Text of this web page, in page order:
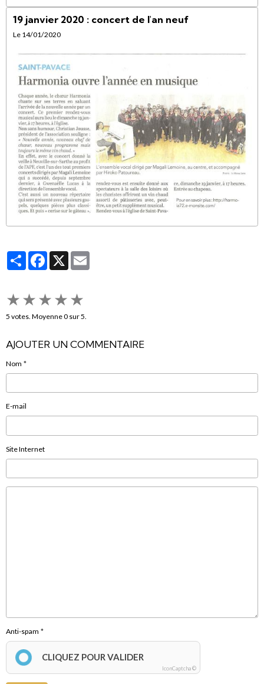
propose 5 ou 6 chants à partager avec le public. Pour préparer ce concert
(en étant confinés) et conserver la dynamique du groupe, je vous propose
de maintenir les réunions ZOOM à partir du
20h30.
19 janvier 2020 : concert de l'an neuf
Le 14/01/2020
PartagerFacebook
X
★★★★★
5 votes. Moyenne0 sur 5.
AJOUTER UN COMMENTAIRE
Nom
E-mail
Site Internet
Anti-spam
CLIQUEZ POUR VALIDER
IconCaptcha ©